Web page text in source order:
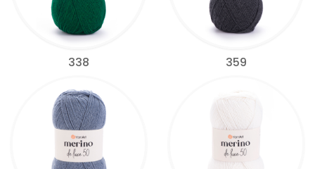
338 359